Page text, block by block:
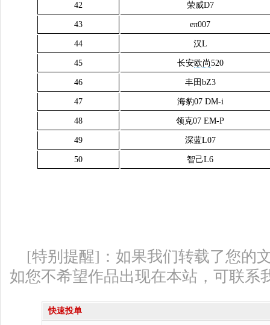
42 荣威D7
43 eπ007
44 汉L
45 长安欧尚520
46 丰田bZ3
47 海豹07 DM-i
48 领克07 EM-P
49 深蓝L07
50 智己L6
[特别提醒]：如果我们转载了您的
如您不希望作品出现在本站，可联系
快速投单